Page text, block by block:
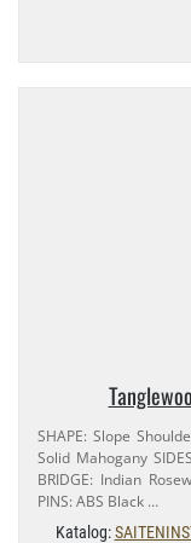
SHAPE: Slope
Solid Mahogany
BRIDGE: Indian
PINS: ABS Black …
Katalog: